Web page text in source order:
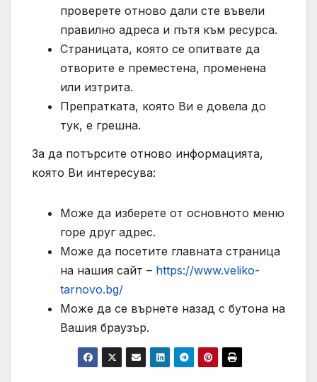
проверете отново дали сте въвели
правилно адреса и пътя към ресурса.
Страницата, която се опитвате да
отворите е преместена, променена
или изтрита.
Препратката, която Ви е довела до
тук, е грешна.
За да потърсите отново информацията,
която Ви интересува:
Може да изберете от основното меню
горе друг адрес.
Може да посетите главната страница
на нашия сайт – https://www.veliko-
tarnovo.bg/
Може да се върнете назад с бутона на
Вашия браузър.